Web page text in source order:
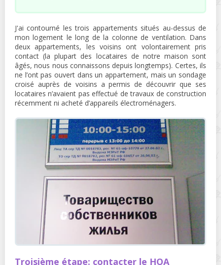
J'ai contourné les trois appartements situés au-dessus de
mon logement le long de la colonne de ventilation. Dans
deux appartements, les voisins ont volontairement pris
contact (la plupart des locataires de notre maison sont
âgés, nous nous connaissons depuis longtemps). Certes, ils
ne l’ont pas ouvert dans un appartement, mais un sondage
croisé auprès de voisins a permis de découvrir que ses
locataires n’avaient pas effectué de travaux de construction
récemment ni acheté d’appareils électroménagers.
Troisième étape: contacter le HOA